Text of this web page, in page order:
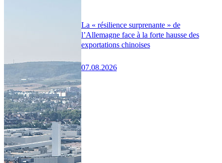
La « résilience surprenante » de
l’Allemagne face à la forte hausse des
exportations chinoises
07.08.2026